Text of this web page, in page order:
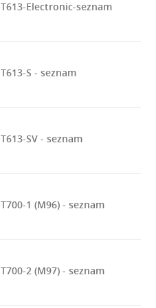
T613-Electronic-seznam
T613-S - seznam
T613-SV - seznam
T700-1 (M96) - seznam
T700-2 (M97) - seznam